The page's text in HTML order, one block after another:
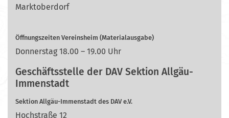
Marktoberdorf
Öffnungszeiten Vereinsheim (Materialausgabe)
Donnerstag 18.00 – 19.00 Uhr
Geschäftsstelle der DAV Sektion Allgäu-
Immenstadt
Sektion Allgäu-Immenstadt des DAV e.V.
Hochstraße 12